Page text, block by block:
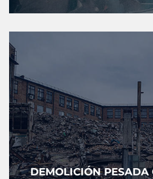
DEMOLICIÓN PESADA